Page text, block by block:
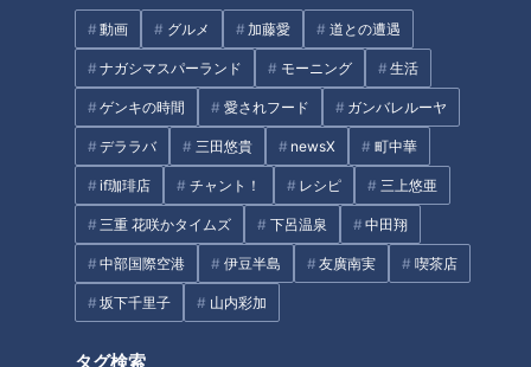
動画 グルメ 加藤愛 道との遭遇
ナガシマスパーランド モーニング 生活
ゲンキの時間 愛されフード ガンバレルーヤ
デララバ 三田悠貴 newsX 町中華
if珈琲店 チャント！ レシピ 三上悠亜
三重 花咲かタイムズ 下呂温泉 中田翔
中部国際空港 伊豆半島 友廣南実 喫茶店
坂下千里子 山内彩加
タグ検索
若狭アナが三重県伊勢市で巨大
凧あげに挑戦！76歳の立体凧作
家のスゴ技を紹介！
CBCの若狭アナが90歳洋菓子店
主の愛されアップルパイを紹
介！ベテランの技を生実況！
タグ
エンタメ THE TIME 若狭敬一